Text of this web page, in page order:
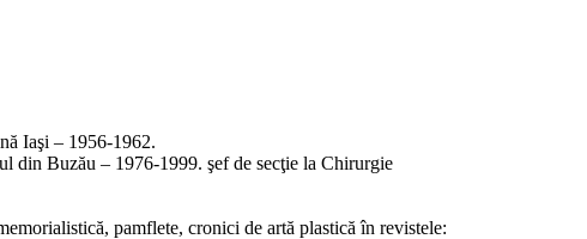
Iaşi – 1956-1962.
din Buzău – 1976-1999. şef de secţie la Chirurgie
pamflete, cronici de artă plastică în revistele: